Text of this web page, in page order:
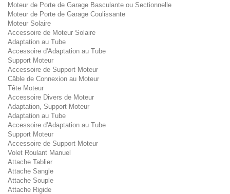
Moteur de Porte de Garage Basculante ou Sectionnelle
Moteur de Porte de Garage Coulissante
Moteur Solaire
Accessoire de Moteur Solaire
Adaptation au Tube
Accessoire d'Adaptation au Tube
Support Moteur
Accessoire de Support Moteur
Câble de Connexion au Moteur
Tête Moteur
Accessoire Divers de Moteur
Adaptation, Support Moteur
Adaptation au Tube
Accessoire d'Adaptation au Tube
Support Moteur
Accessoire de Support Moteur
Volet Roulant Manuel
Attache Tablier
Attache Sangle
Attache Souple
Attache Rigide